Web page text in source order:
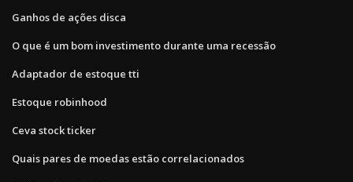
Ganhos de ações disca
O que é um bom investimento durante uma recessão
Adaptador de estoque tti
Estoque robinhood
Ceva stock ticker
Quais pares de moedas estão correlacionados